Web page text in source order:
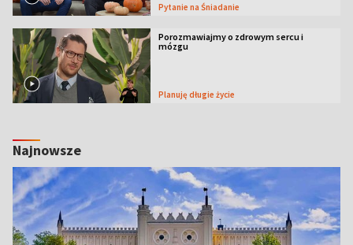
Pytanie na Śniadanie
Porozmawiajmy o zdrowym sercu i
mózgu
Planuję długie życie
Najnowsze